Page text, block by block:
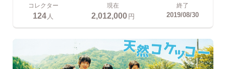
コレクター
124人
現在
2,012,000円
終了
2019/08/30